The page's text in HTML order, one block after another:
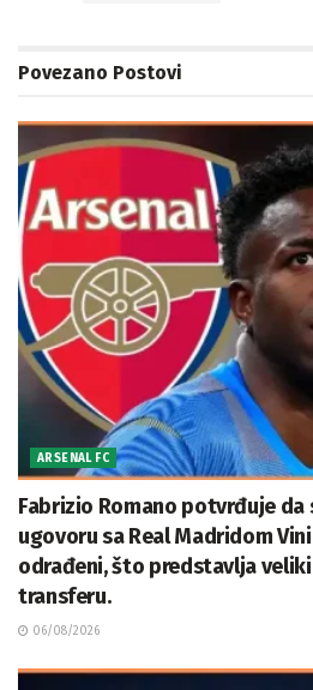
Povezano Postovi
ARSENAL FC
Fabrizio Romano potvrđuje da
ugovoru sa Real Madridom
odrađeni, što predstavlja veliki
transferu.
06/08/2026